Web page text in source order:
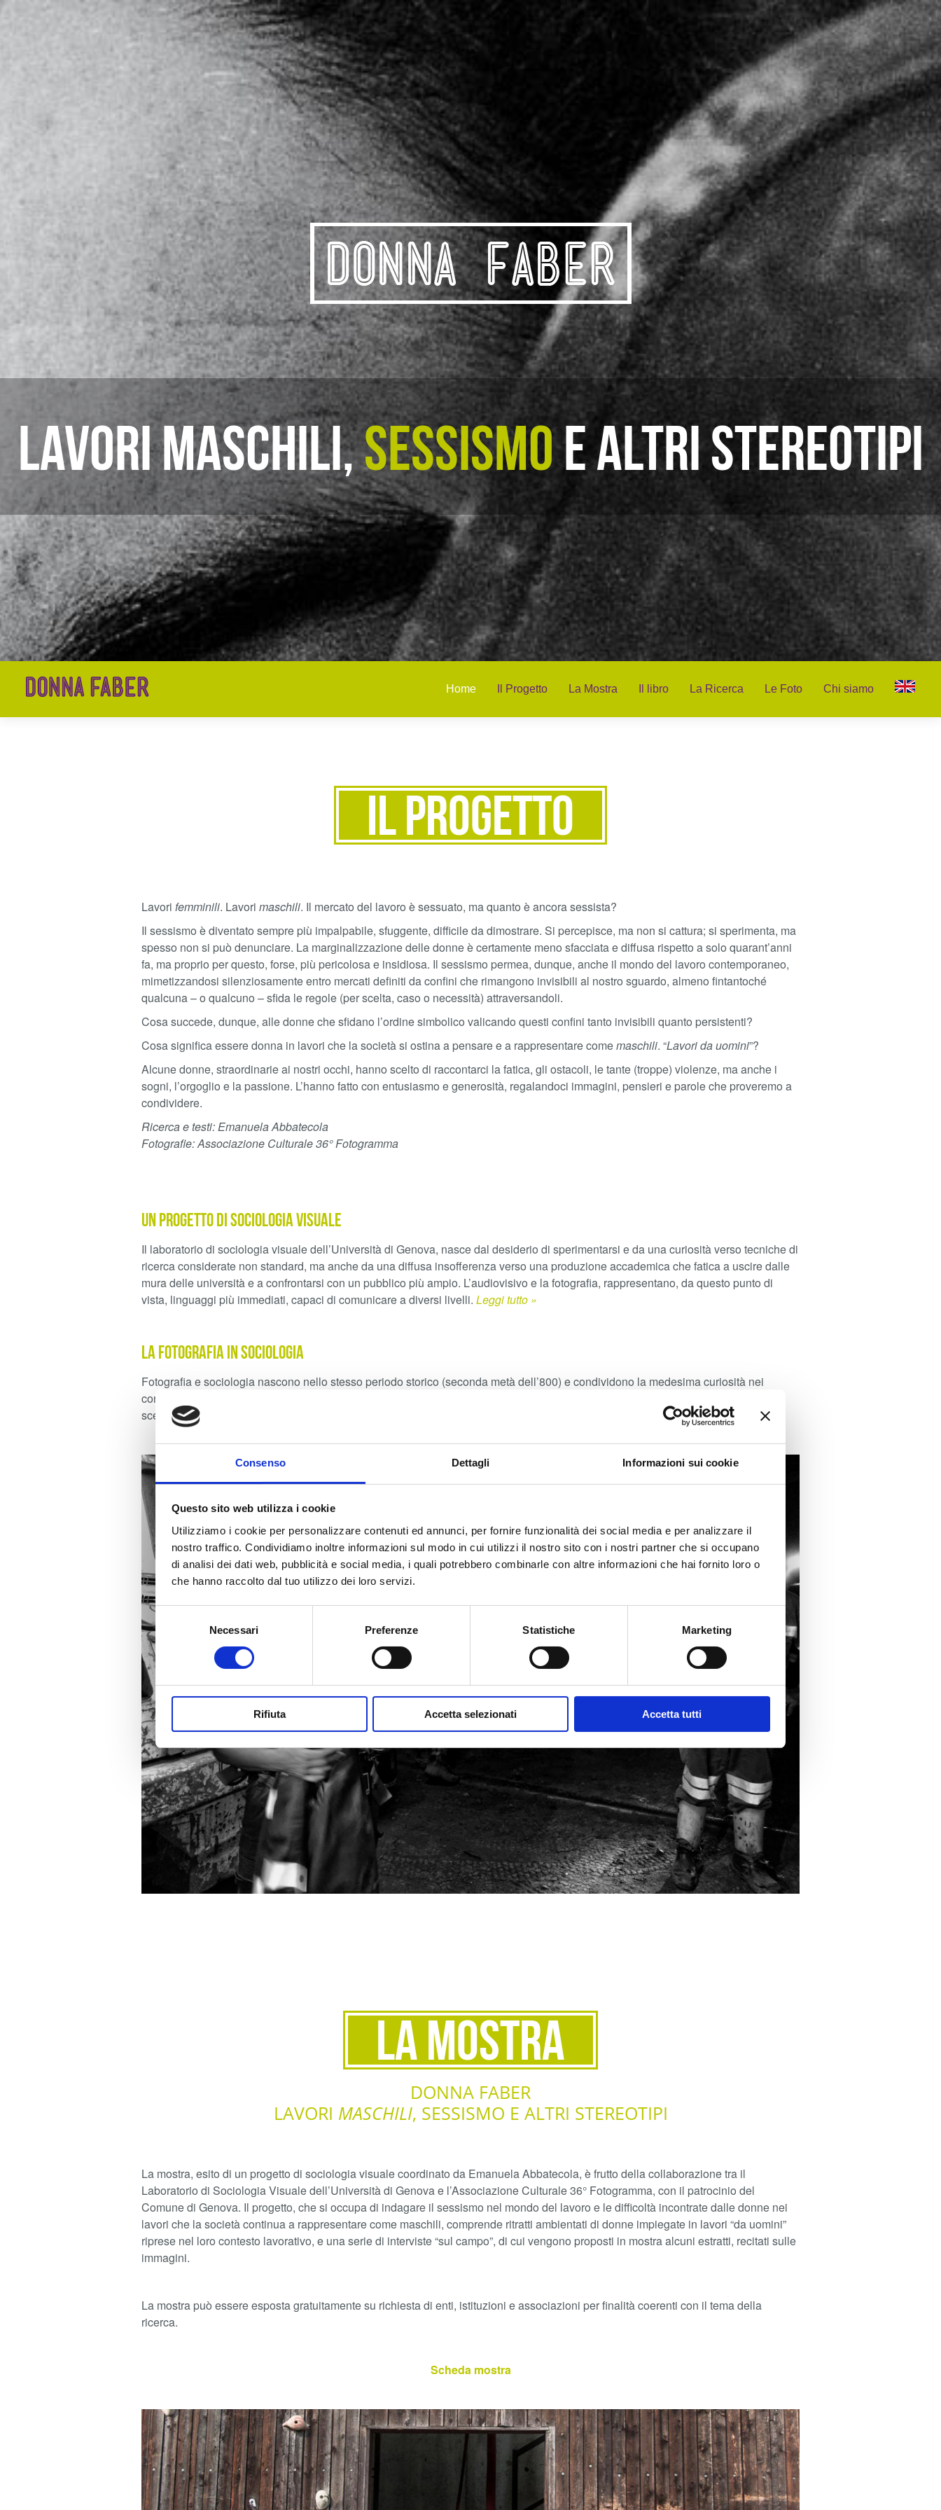
Consenso Dettagli Informazioni sui cookie
Questo sito web utilizza i cookie
Utilizziamo i cookie per personalizzare contenuti ed annunci, per fornire funzionalità dei social media e per analizzare il
nostro traffico. Condividiamo inoltre informazioni sul modo in cui utilizzi il nostro sito con i nostri partner che si occupano
di analisi dei dati web, pubblicità e social media, i quali potrebbero combinarle con altre informazioni che hai fornito loro o
che hanno raccolto dal tuo utilizzo dei loro servizi.
Selezione
del
consenso
Necessari Preferenze Statistiche Marketing
Rifiuta Accetta selezionati Accetta tutti
LAVORI MASCHILI,SESSISMOE ALTRI STEREOTIPI
Home Il Progetto La Mostra Il libro La Ricerca Le Foto Chi siamo
Il Progetto
Lavori femminili. Lavori maschili. Il mercato del lavoro è sessuato, ma quanto è ancora sessista?
Il sessismo è diventato sempre più impalpabile, sfuggente, difficile da dimostrare. Si percepisce, ma non si cattura; si sperimenta, ma
spesso non si può denunciare. La marginalizzazione delle donne è certamente meno sfacciata e diffusa rispetto a solo quarant’anni
fa, ma proprio per questo, forse, più pericolosa e insidiosa. Il sessismo permea, dunque, anche il mondo del lavoro contemporaneo,
mimetizzandosi silenziosamente entro mercati definiti da confini che rimangono invisibili al nostro sguardo, almeno fintantoché
qualcuna – o qualcuno – sfida le regole (per scelta, caso o necessità) attraversandoli.
Cosa succede, dunque, alle donne che sfidano l’ordine simbolico valicando questi confini tanto invisibili quanto persistenti?
Cosa significa essere donna in lavori che la società si ostina a pensare e a rappresentare comemaschili. “Lavori da uomini”?
Alcune donne, straordinarie ai nostri occhi, hanno scelto di raccontarci la fatica, gli ostacoli, le tante (troppe) violenze, ma anche i
sogni, l’orgoglio e la passione. L’hanno fatto con entusiasmo e generosità, regalandoci immagini, pensieri e parole che proveremo a
condividere.
Ricerca e testi: Emanuela Abbatecola
Fotografie: Associazione Culturale 36° Fotogramma
Un progetto di sociologia visuale
Il laboratorio di sociologia visuale dell’Università di Genova, nasce dal desiderio di sperimentarsi e da una curiosità verso tecniche di
ricerca considerate non standard, ma anche da una diffusa insofferenza verso una produzione accademica che fatica a uscire dalle
mura delle università e a confrontarsi con un pubblico più ampio. L’audiovisivo e la fotografia, rappresentano, da questo punto di
vista, linguaggi più immediati, capaci di comunicare a diversi livelli. Leggi tutto »
La fotografia in sociologia
Fotografia e sociologia nascono nello stesso periodo storico (seconda metà dell’800) e condividono la medesima curiosità nei
confronti della società. Da questo punto di vista è significativo che nel periodo 1896-1916,
scelto di pubblicare ben 31 articoli corredati di fotografie (Faccioli, 2001).
La Mostra
DONNA FABER
LAVORI MASCHILI, SESSISMO E ALTRI STEREOTIPI
La mostra, esito di un progetto di sociologia visuale coordinato da Emanuela Abbatecola, è frutto della collaborazione tra il
Laboratorio di Sociologia Visuale dell’Università di Genova e l’Associazione Culturale 36° Fotogramma, con il patrocinio del
Comune di Genova. Il progetto, che si occupa di indagare il sessismo nel mondo del lavoro e le difficoltà incontrate dalle donne nei
lavori che la società continua a rappresentare come maschili, comprende ritratti ambientati di donne impiegate in lavori “da uomini”
riprese nel loro contesto lavorativo, e una serie di interviste “sul campo”, di cui vengono proposti in mostra alcuni estratti, recitati sulle
immagini.
La mostra può essere esposta gratuitamente su richiesta di enti, istituzioni e associazioni per finalità coerenti con il tema della
ricerca.
Scheda mostra